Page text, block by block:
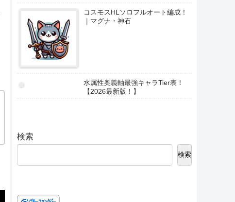
コスモスHLソロフルオート編成！
｜マグナ・神石
水属性奥義軸最強キャラTier表！
【2026最新版！】
検索
検索